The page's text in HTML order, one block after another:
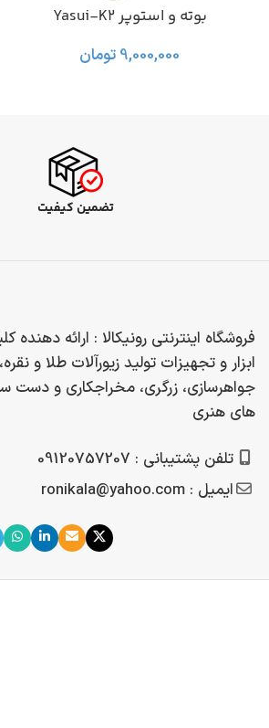
افزودن به سبد خرید
بوته و استوپر Yasui-K2
9,000,000تومان
تضمین کیفیت
فروشگاه اینترنتی رونیکالا : ارائه دهنده
ابزار و تجهیزات تولید زیورآلات طلا و نقره،
جواهرسازی، زرگری، مخراجکاری و دست
های هنری
تلفن پشتیبانی : 09120757207
ایمیل : ronikala@yahoo.com